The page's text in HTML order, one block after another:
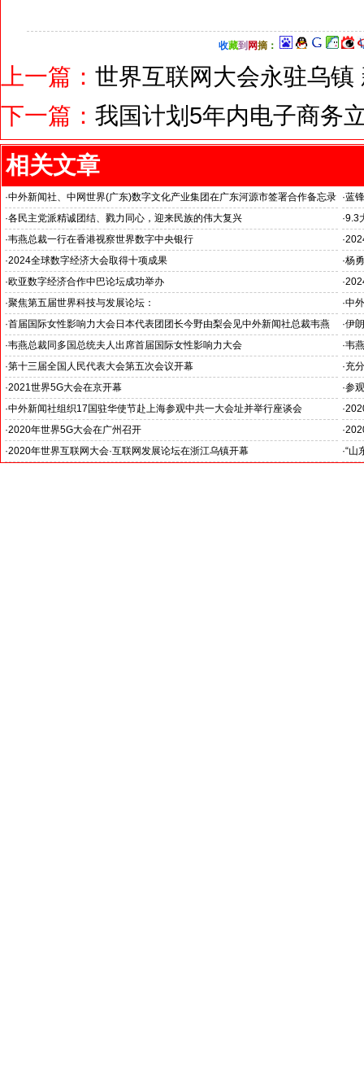
收藏到 网摘：
上一篇： 世界互联网大会永驻乌
下一篇： 我国计划5年内电子商务
相关文章
·中外新闻社、中网世界(广东)数字文化产业集团在广东河源市签署合作备忘录 ·蓝
·各民主党派精诚团结、戮力同心，迎来民族的伟大复兴 ·9.3
·韦燕总裁一行在香港视察世界数字中央银行 ·
·2024全球数字经济大会取得十项成果 ·杨
·欧亚数字经济合作中巴论坛成功举办 ·
·聚焦第五届世界科技与发展论坛： ·中
各
·首届国际女性影响力大会日本代表团团长今野由梨会见中外新闻社总裁韦燕 ·伊
·韦燕总裁同多国总统夫人出席首届国际女性影响力大会 ·韦
·第十三届全国人民代表大会第五次会议开幕 ·充
·2021世界5G大会在京开幕 ·参
--中
·中外新闻社组织17国驻华使节赴上海参观中共一大会址并举行座谈会
--中外新闻社大使俱乐部--各国使节上海行系列活动之三
·
·2020年世界5G大会在广州召开 ·
·2020年世界互联网大会·互联网发展论坛在浙江乌镇开幕 ·“山